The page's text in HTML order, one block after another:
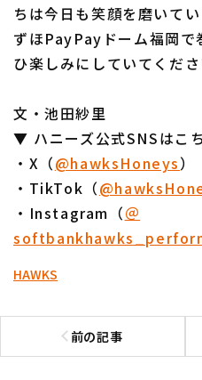
ちは今日も笑顔を磨いて
ずほPayPayドーム福岡で
ひ楽しみにしていてくださ
文・池田紗里
▼ ハニーズ公式SNSはこ
・X（@hawksHoneys）
・TikTok（
・Instagram（＠
HAWKS
前の記事
前の記事へ